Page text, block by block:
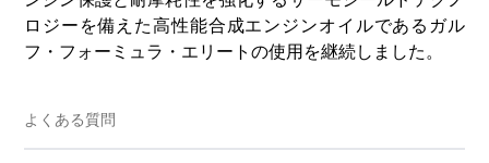
ロジーを備えた高性能合成エンジンオイルであるガル
フ・フォーミュラ・エリートの使用を継続しました。
よくある質問